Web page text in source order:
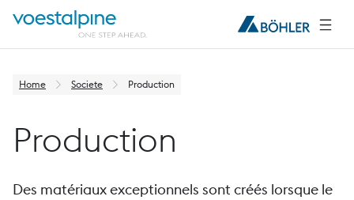
Home Societe Production
Production
Des matériaux exceptionnels sont créés lorsque le